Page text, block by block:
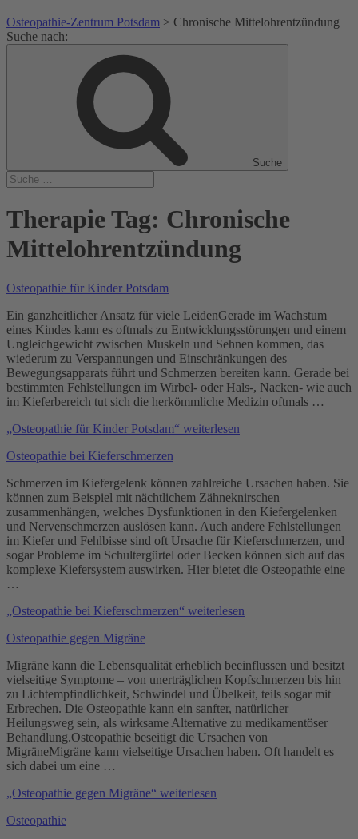
Osteopathie-Zentrum Potsdam > Chronische Mittelohrentzündung
Suche nach:
Suche
Therapie Tag: Chronische
Mittelohrentzündung
Osteopathie für Kinder Potsdam
Ein ganzheitlicher Ansatz für viele LeidenGerade im Wachstum
eines Kindes kann es oftmals zu Entwicklungsstörungen und einem
Ungleichgewicht zwischen Muskeln und Sehnen kommen, das
wiederum zu Verspannungen und Einschränkungen des
Bewegungsapparats führt und Schmerzen bereiten kann. Gerade bei
bestimmten Fehlstellungen im Wirbel- oder Hals-, Nacken- wie auch
im Kieferbereich tut sich die herkömmliche Medizin oftmals …
„Osteopathie für Kinder Potsdam“ weiterlesen
Osteopathie bei Kieferschmerzen
Schmerzen im Kiefergelenk können zahlreiche Ursachen haben. Sie
können zum Beispiel mit nächtlichem Zähneknirschen
zusammenhängen, welches Dysfunktionen in den Kiefergelenken
und Nervenschmerzen auslösen kann. Auch andere Fehlstellungen
im Kiefer und Fehlbisse sind oft Ursache für Kieferschmerzen, und
sogar Probleme im Schultergürtel oder Becken können sich auf das
komplexe Kiefersystem auswirken. Hier bietet die Osteopathie eine
…
„Osteopathie bei Kieferschmerzen“ weiterlesen
Osteopathie gegen Migräne
Migräne kann die Lebensqualität erheblich beeinflussen und besitzt
vielseitige Symptome – von unerträglichen Kopfschmerzen bis hin
zu Lichtempfindlichkeit, Schwindel und Übelkeit, teils sogar mit
Erbrechen. Die Osteopathie kann ein sanfter, natürlicher
Heilungsweg sein, als wirksame Alternative zu medikamentöser
Behandlung.Osteopathie beseitigt die Ursachen von
MigräneMigräne kann vielseitige Ursachen haben. Oft handelt es
sich dabei um eine …
„Osteopathie gegen Migräne“ weiterlesen
Osteopathie